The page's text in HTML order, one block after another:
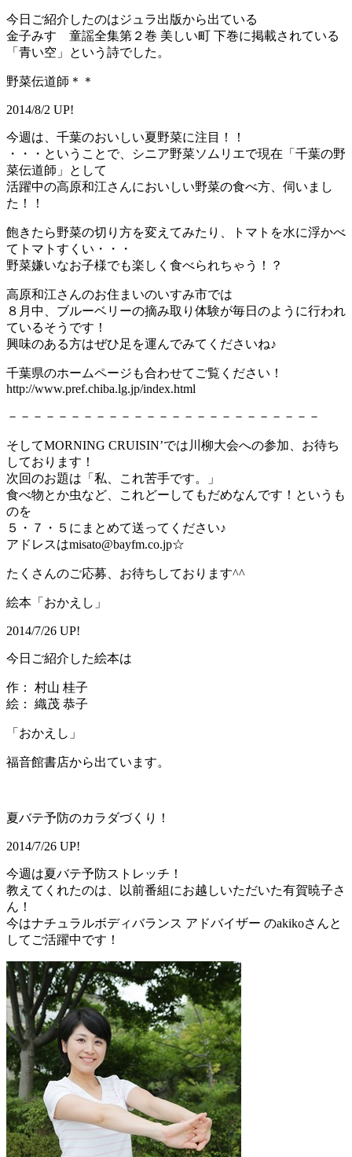
今日ご紹介したのはジュラ出版から出ている
金子みすゞ童謡全集第２巻 美しい町 下巻に掲載されている
「青い空」という詩でした。
野菜伝道師＊＊
2014/8/2 UP!
今週は、千葉のおいしい夏野菜に注目！！
・・・ということで、シニア野菜ソムリエで現在「千葉の野
菜伝道師」として
活躍中の高原和江さんにおいしい野菜の食べ方、伺いまし
た！！
飽きたら野菜の切り方を変えてみたり、トマトを水に浮かべ
てトマトすくい・・・
野菜嫌いなお子様でも楽しく食べられちゃう！？
高原和江さんのお住まいのいすみ市では
８月中、ブルーベリーの摘み取り体験が毎日のように行われ
ているそうです！
興味のある方はぜひ足を運んでみてくださいね♪
千葉県のホームページも合わせてご覧ください！
http://www.pref.chiba.lg.jp/index.html
－－－－－－－－－－－－－－－－－－－－－－－－－
そしてMORNING CRUISIN’では川柳大会への参加、お待ち
しております！
次回のお題は「私、これ苦手です。」
食べ物とか虫など、これどーしてもだめなんです！というも
のを
５・７・５にまとめて送ってください♪
アドレスはmisato@bayfm.co.jp☆
たくさんのご応募、お待ちしております^^
絵本「おかえし」
2014/7/26 UP!
今日ご紹介した絵本は
作： 村山 桂子
絵： 織茂 恭子
「おかえし」
福音館書店から出ています。
夏バテ予防のカラダづくり！
2014/7/26 UP!
今週は夏バテ予防ストレッチ！
教えてくれたのは、以前番組にお越しいただいた有賀暁子さ
ん！
今はナチュラルボディバランス アドバイザー のakikoさんと
してご活躍中です！